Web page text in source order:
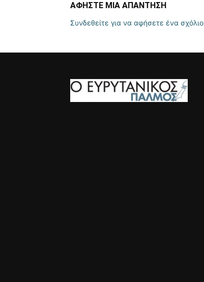
ΑΦΗΣΤΕ ΜΙΑ ΑΠΑΝΤΗΣΗ
Συνδεθείτε για να αφήσετε ένα σχόλιο